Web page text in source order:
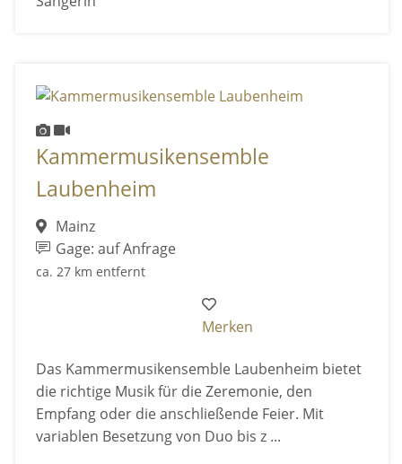
Kammermusikensemble
Laubenheim
Mainz
Gage: auf Anfrage
ca. 27 km entfernt
Merken
Das Kammermusikensemble Laubenheim bietet
die richtige Musik für die Zeremonie, den
Empfang oder die anschließende Feier. Mit
variablen Besetzung von Duo bis z ...